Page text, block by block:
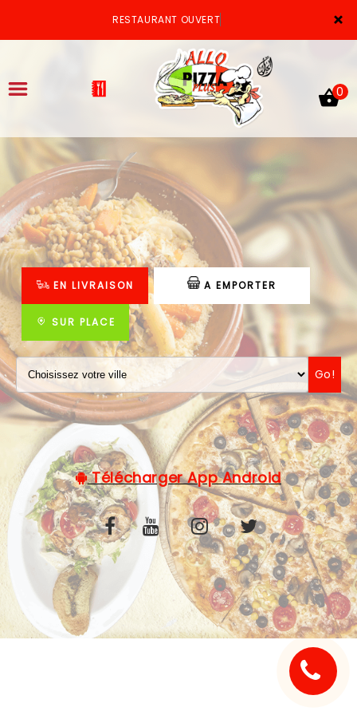
×
RESTAURANT OUVERT
ACCUEIL
LA CARTE
VOTRE COMPTE
NOTRE RESTAURANT
VOS AVIS
MENTIONS LÉGALES
0
EN LIVRAISON A EMPORTER
SUR PLACE
Go!
Télécharger App Android